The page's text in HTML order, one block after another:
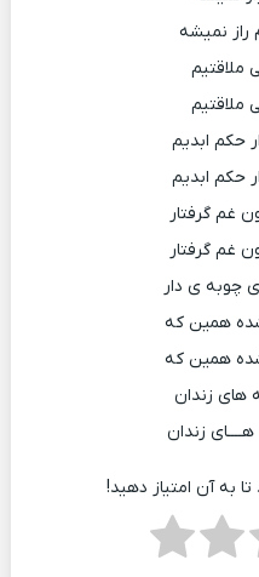
راز نمیشه
ملاقتیم
ملاقتیم
حکم ابدیم
حکم ابدیم
غم گرفتار
غم گرفتار
چوبه ی دار
همین که
همین که
های زندان
زندان
به آن امتیاز دهید!